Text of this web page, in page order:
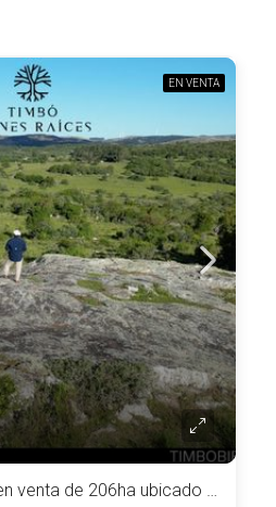
EN VENTA
Pintoresco Campo en venta de 206ha ubicado en Coronilla – Maldonado